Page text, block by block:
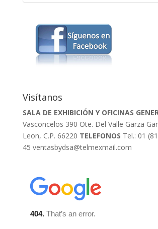
Visítanos
SALA DE EXHIBICIÓN Y OFICINAS
Vasconcelos 390 Ote. Del Valle Garza
Leon, C.P. 66220 TELEFONOS Tel.: 01
45 ventasbydsa@telmexmail.com